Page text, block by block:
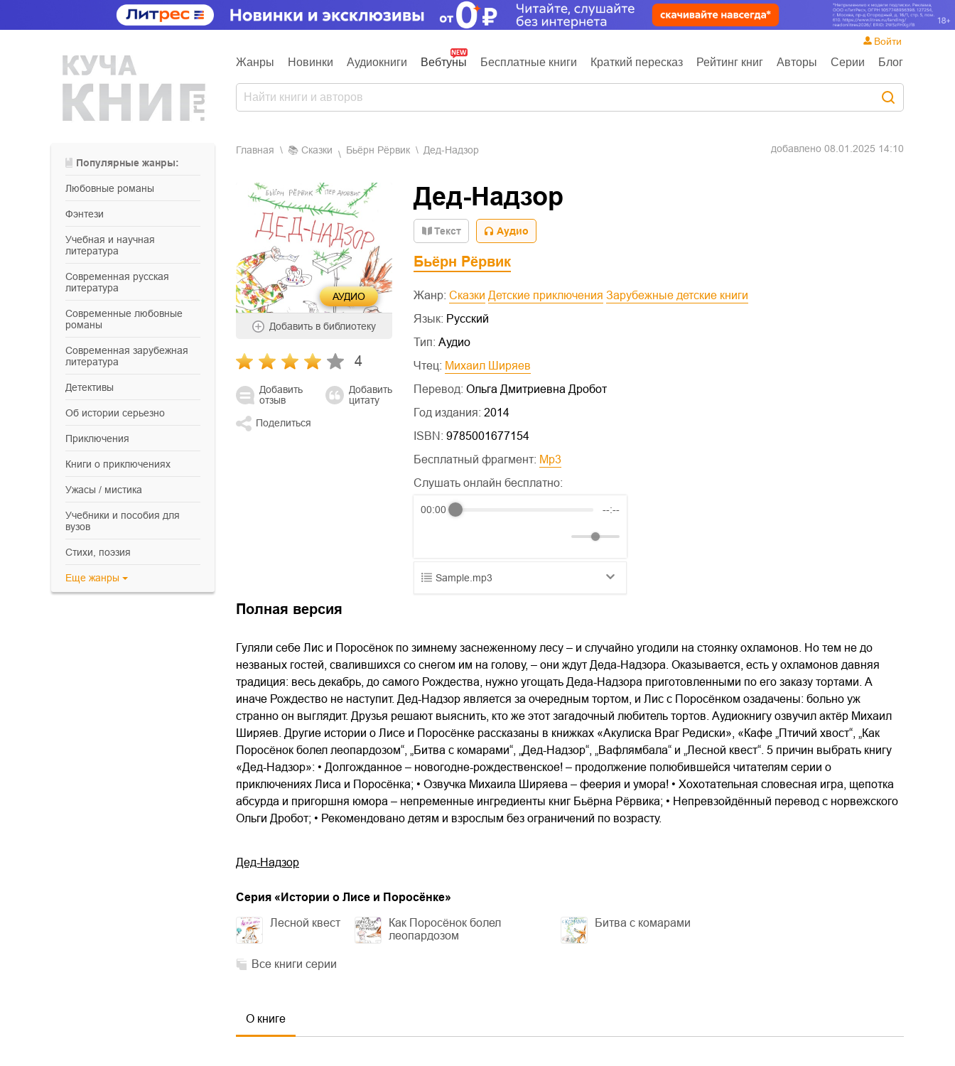
Жанры Новинки Аудиокниги Вебтуны Бесплатные книги Краткий пересказ Рейтинг книг Авторы Серии Блог
Войти
Популярные жанры:
любовные романы
фэнтези
учебная и научная
литература
современная русская
литература
современные любовные
романы
современная зарубежная
литература
детективы
об истории серьезно
приключения
книги о приключениях
ужасы / мистика
учебники и пособия для
вузов
cтихи, поэзия
Еще жанры
Главная 📚 сказки Бьёрн Рёрвик Дед-Надзор добавлено 08.01.2025 14:10
АУДИО
Добавить в библиотеку
4
Добавить
отзыв
Добавить
цитату
Поделиться
Дед-Надзор
Текст Аудио
Бьёрн Рёрвик
Жанр: Сказки Детские приключения
Зарубежные детские книги
Язык: Русский
Тип: Аудио
Чтец:
Михаил Ширяев
Перевод: Ольга Дмитриевна Дробот
Год издания: 2014
ISBN: 9785001677154
Бесплатный фрагмент:
mp3
Слушать онлайн бесплатно:
00:00 --:--
Sample.mp3
03.mp3 14:00
Полная версия
Гуляли себе Лис и Поросёнок по зимнему заснеженному лесу – и случайно угодили на стоянку охламонов. Но тем не до
незваных гостей, свалившихся со снегом им на голову, – они ждут Деда-Надзора. Оказывается, есть у охламонов давняя
традиция: весь декабрь, до самого Рождества, нужно угощать Деда-Надзора приготовленными по его заказу тортами. А
иначе Рождество не наступит. Дед-Надзор является за очередным тортом, и Лис с Поросёнком озадачены: больно уж
странно он выглядит. Друзья решают выяснить, кто же этот загадочный любитель тортов. Аудиокнигу озвучил актёр Михаил
Ширяев. Другие истории о Лисе и Поросёнке рассказаны в книжках «Акулиска Враг Редиски», «Кафе „Птичий хвост“, „Как
Поросёнок болел леопардозом“, „Битва с комарами“, „Дед-Надзор“, „Вафлямбала“ и „Лесной квест“. 5 причин выбрать книгу
«Дед-Надзор»: • Долгожданное – новогодне-рождественское! – продолжение полюбившейся читателям серии о
приключениях Лиса и Поросёнка; • Озвучка Михаила Ширяева – феерия и умора! • Хохотательная словесная игра, щепотка
абсурда и пригоршня юмора – непременные ингредиенты книг Бьёрна Рёрвика; • Непревзойдённый перевод с норвежского
Ольги Дробот; • Рекомендовано детям и взрослым без ограничений по возрасту.
Дед-Надзор
Cерия « Истории о Лисе и Поросёнке»
Лесной квест
Как Поросёнок болел
леопардозом
Битва с комарами
Все книги серии
О книге